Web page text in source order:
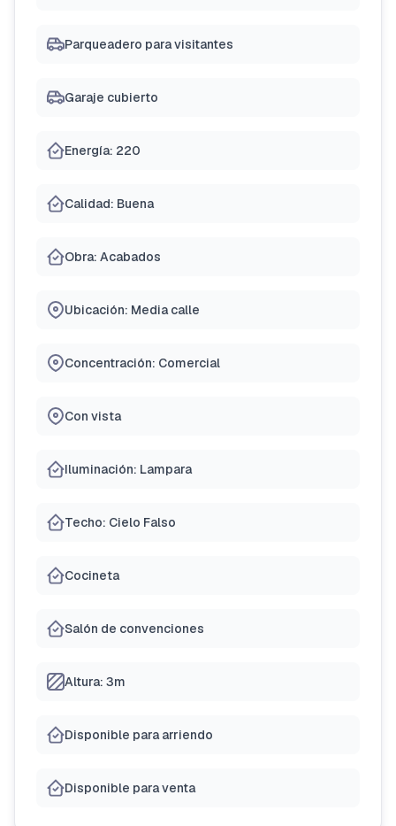
Parqueadero para visitantes
Garaje cubierto
Energía: 220
Calidad: Buena
Obra: Acabados
Ubicación: Media calle
Concentración: Comercial
Con vista
Iluminación: Lampara
Techo: Cielo Falso
Cocineta
Salón de convenciones
Altura: 3m
Disponible para arriendo
Disponible para venta